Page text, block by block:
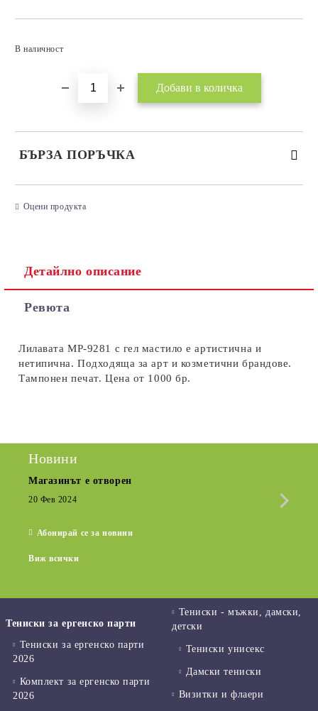
В наличност
БЪРЗА ПОРЪЧКА
Оцени продукта
Детайлно описание
Ревюта
Лилавата MP-9281 с гел мастило е артистична и
нетипична. Подходяща за арт и козметични брандове.
Тампонен печат. Цена от 1000 бр.
Новини
Магазинът е отворен
20 Фев 2024
Абонирай се за новини
Виж всички
Тениски за ергенско парти
Тениски за ергенско парти
2026
Комплект за ергенско парти
2026
Тениски - мъжки, дамски,
детски
Тениски унисекс
Дамски тениски
Визитки и флаери